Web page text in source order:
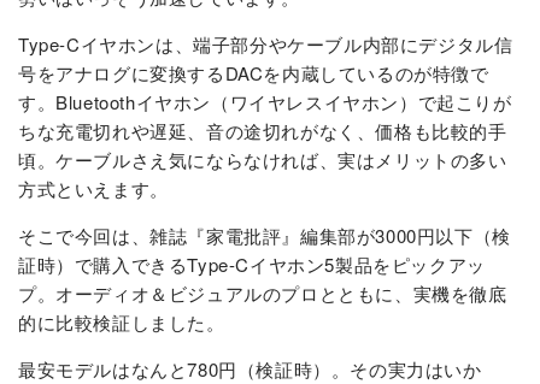
Type-Cイヤホンは、端子部分やケーブル内部にデジタル信
号をアナログに変換するDACを内蔵しているのが特徴で
す。Bluetoothイヤホン（ワイヤレスイヤホン）で起こりが
ちな充電切れや遅延、音の途切れがなく、価格も比較的手
頃。ケーブルさえ気にならなければ、実はメリットの多い
方式といえます。
そこで今回は、雑誌『家電批評』編集部が3000円以下（検
証時）で購入できるType-Cイヤホン5製品をピックアッ
プ。オーディオ＆ビジュアルのプロとともに、実機を徹底
的に比較検証しました。
最安モデルはなんと780円（検証時）。その実力はいか